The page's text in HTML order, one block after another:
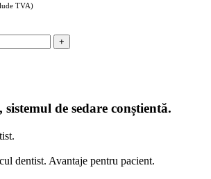
TVA)
de sedare conștientă.
dentist. Avantaje pentru pacient.